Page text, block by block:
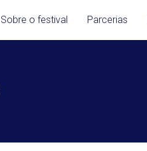
Sobre o festival Parcerias